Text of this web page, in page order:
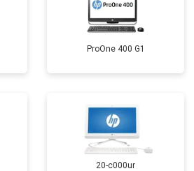
ProOne 400 G1
20-c000ur